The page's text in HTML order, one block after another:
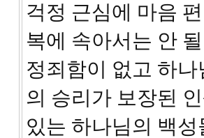
걱정 근심에 마음
복에 속아서는 안
정죄함이 없고 하
의 승리가 보장된
있는 하나님의 백